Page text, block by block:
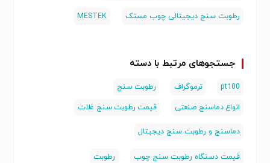
رطوبت سنج دیجیتالی چوب مستک MESTEK
جستجوهای مرتبط با دسته
pt100 ترموگراف
رطوبت سنج
انواع دماسنج صنعتی
قیمت رطوبت سنج غلات
دماسنج و رطوبت سنج دیجیتال
قیمت دستگاه رطوبت سنج چوب رطوبت